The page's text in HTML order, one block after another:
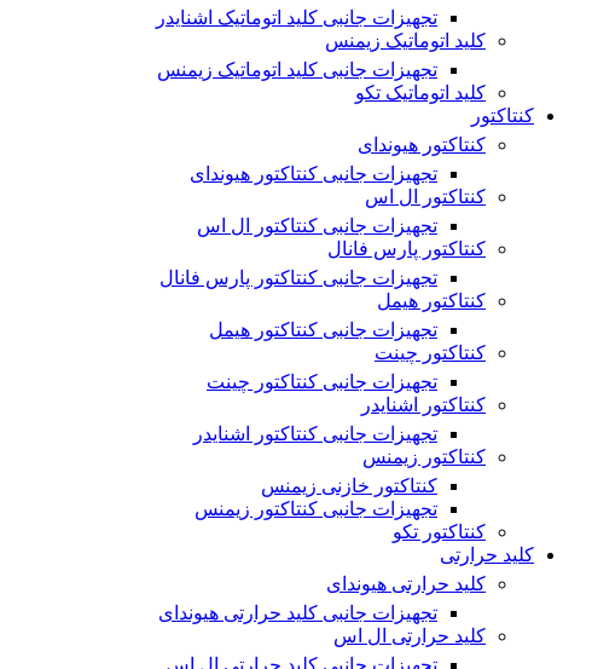
تجهیزات جانبی کلید اتوماتیک اشنایدر
کلید اتوماتیک زیمنس
تجهیزات جانبی کلید اتوماتیک زیمنس
کلید اتوماتیک تکو
کنتاکتور
کنتاکتور هیوندای
تجهیزات جانبی کنتاکتور هیوندای
کنتاکتور ال اس
تجهیزات جانبی کنتاکتور ال اس
کنتاکتور پارس فانال
تجهیزات جانبی کنتاکتور پارس فانال
کنتاکتور هیمل
تجهیزات جانبی کنتاکتور هیمل
کنتاکتور چینت
تجهیزات جانبی کنتاکتور چینت
کنتاکتور اشنایدر
تجهیزات جانبی کنتاکتور اشنایدر
کنتاکتور زیمنس
کنتاکتور خازنی زیمنس
تجهیزات جانبی کنتاکتور زیمنس
کنتاکتور تکو
کلید حرارتی
کلید حرارتی هیوندای
تجهیزات جانبی کلید حرارتی هیوندای
کلید حرارتی ال اس
تجهیزات جانبی کلید حرارتی ال اس